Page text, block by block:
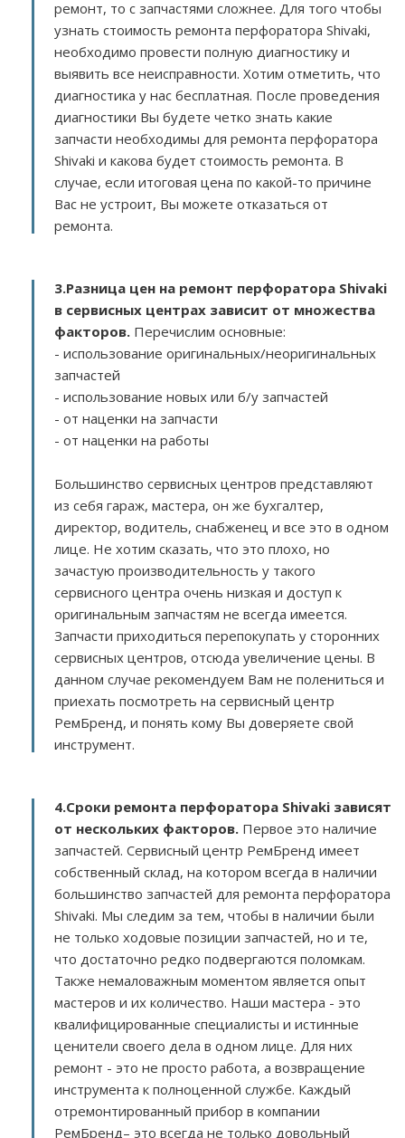
ремонт, то с запчастями сложнее. Для того чтобы
узнать стоимость ремонта перфоратора Shivaki,
необходимо провести полную диагностику и
выявить все неисправности. Хотим отметить, что
диагностика у нас бесплатная. После проведения
диагностики Вы будете четко знать какие
запчасти необходимы для ремонта перфоратора
Shivaki и какова будет стоимость ремонта. В
случае, если итоговая цена по какой-то причине
Вас не устроит, Вы можете отказаться от
ремонта.
3.Разница цен на ремонт перфоратора Shivaki
в сервисных центрах зависит от множества
факторов. Перечислим основные:
- использование оригинальных/неоригинальных
запчастей
- использование новых или б/у запчастей
- от наценки на запчасти
- от наценки на работы
Большинство сервисных центров представляют
из себя гараж, мастера, он же бухгалтер,
директор, водитель, снабженец и все это в одном
лице. Не хотим сказать, что это плохо, но
зачастую производительность у такого
сервисного центра очень низкая и доступ к
оригинальным запчастям не всегда имеется.
Запчасти приходиться перепокупать у сторонних
сервисных центров, отсюда увеличение цены. В
данном случае рекомендуем Вам не полениться и
приехать посмотреть на сервисный центр
РемБренд, и понять кому Вы доверяете свой
инструмент.
4.Сроки ремонта перфоратора Shivaki зависят
от нескольких факторов. Первое это наличие
запчастей. Сервисный центр РемБренд имеет
собственный склад, на котором всегда в наличии
большинство запчастей для ремонта перфоратора
Shivaki. Мы следим за тем, чтобы в наличии были
не только ходовые позиции запчастей, но и те,
что достаточно редко подвергаются поломкам.
Также немаловажным моментом является опыт
мастеров и их количество. Наши мастера - это
квалифицированные специалисты и истинные
ценители своего дела в одном лице. Для них
ремонт - это не просто работа, а возвращение
инструмента к полноценной службе. Каждый
отремонтированный прибор в компании
РемБренд– это всегда не только довольный